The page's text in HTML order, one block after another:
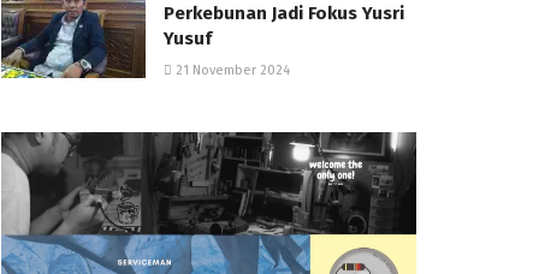
Perkebunan Jadi Fokus Yusri
Yusuf
21 November 2024